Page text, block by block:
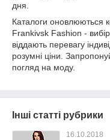
дня.
Каталоги оновлюються
Frankivsk Fashion -
віддають перевагу
розумні ціни.
погляд на моду.
Інші статті рубрики
16.10.2018